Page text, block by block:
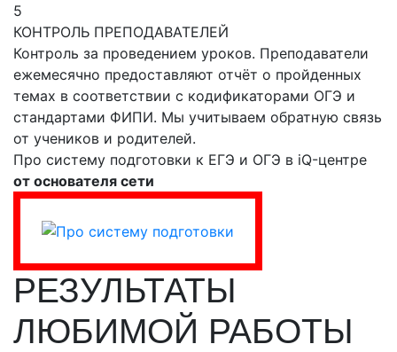
5
КОНТРОЛЬ ПРЕПОДАВАТЕЛЕЙ
Контроль за проведением уроков. Преподаватели
ежемесячно предоставляют отчёт о пройденных
темах в соответствии с кодификаторами ОГЭ и
стандартами ФИПИ. Мы учитываем обратную связь
от учеников и родителей.
Про систему подготовки к ЕГЭ и ОГЭ в iQ-центре
от основателя сети
РЕЗУЛЬТАТЫ
ЛЮБИМОЙ РАБОТЫ